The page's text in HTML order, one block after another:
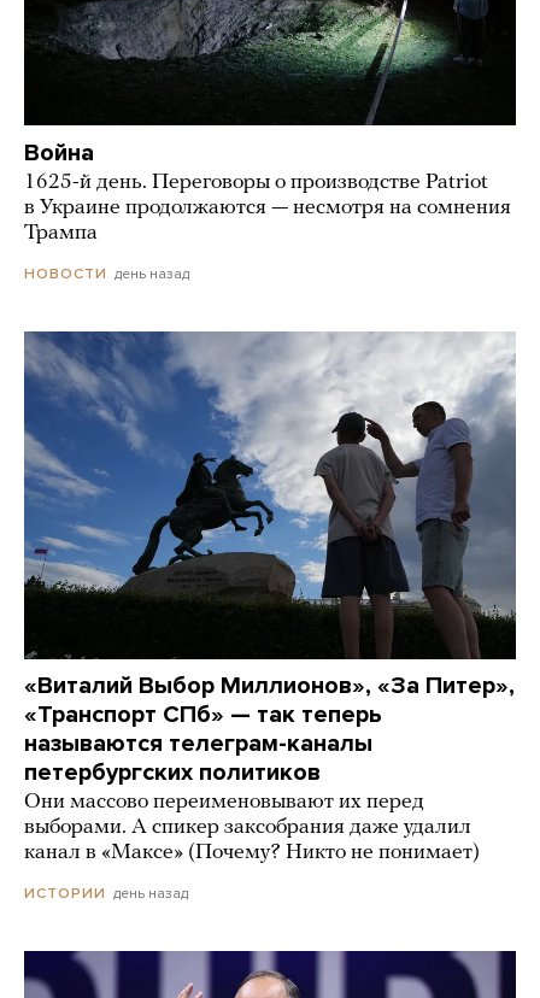
Война
1625-й день. Переговоры о производстве Patriot
в Украине продолжаются — несмотря на сомнения
Трампа
НОВОСТИ день назад
«Виталий Выбор Миллионов», «За Питер»,
«Транспорт СПб» — так теперь
называются телеграм-каналы
петербургских политиков
Они массово переименовывают их перед
выборами. А спикер заксобрания даже удалил
канал в «Максе» (Почему? Никто не понимает)
ИСТОРИИ день назад